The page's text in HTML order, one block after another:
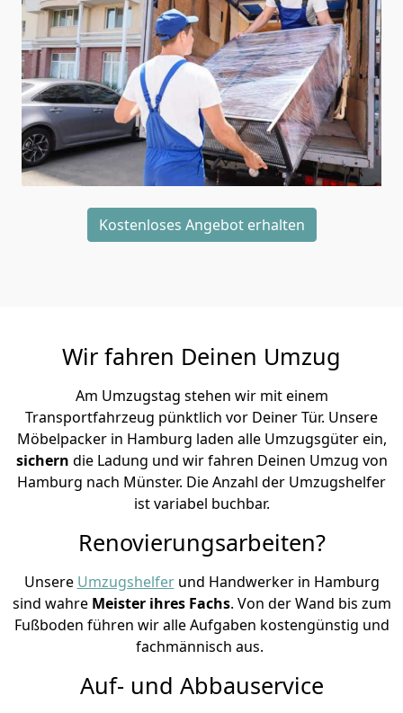
Kostenloses Angebot erhalten
Wir fahren Deinen Umzug
Am Umzugstag stehen wir mit einem
Transportfahrzeug pünktlich vor Deiner Tür. Unsere
Möbelpacker in Hamburg laden alle Umzugsgüter ein,
sichern die Ladung und wir fahren Deinen Umzug von
Hamburg nach Münster. Die Anzahl der Umzugshelfer
ist variabel buchbar.
Renovierungsarbeiten?
Unsere Umzugshelferund Handwerker in Hamburg
sind wahre Meister ihres Fachs. Von der Wand bis zum
Fußboden führen wir alle Aufgaben kostengünstig und
fachmännisch aus.
Auf- und Abbauservice